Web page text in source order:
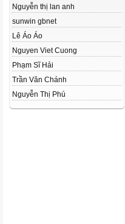
Nguyễn thị lan anh
sunwin gbnet
Lê Áo Áo
Nguyen Viet Cuong
Phạm Sĩ Hải
Trần Văn Chánh
Nguyễn Thị Phú